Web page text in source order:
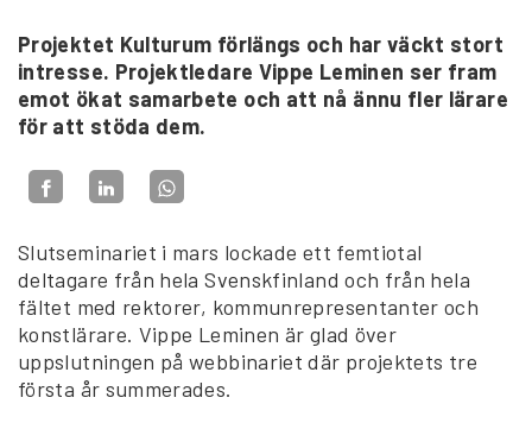
Projektet Kulturum förlängs och har väckt stort
intresse. Projektledare Vippe Leminen ser fram
emot ökat samarbete och att nå ännu fler lärare
för att stöda dem.
Slutseminariet i mars lockade ett femtiotal
deltagare från hela Svenskfinland och från hela
fältet med rektorer, kommunrepresentanter och
konstlärare. Vippe Leminen är glad över
uppslutningen på webbinariet där projektets tre
första år summerades.